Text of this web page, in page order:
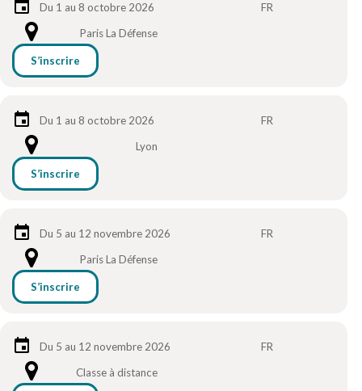
Du 1 au 8 octobre 2026
FR
Paris La Défense
S’inscrire
Du 1 au 8 octobre 2026
FR
Lyon
S’inscrire
Du 5 au 12 novembre 2026
FR
Paris La Défense
S’inscrire
Du 5 au 12 novembre 2026
FR
Classe à distance